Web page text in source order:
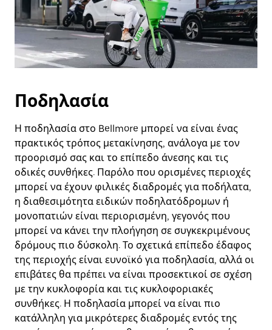
Ποδηλασία
Η ποδηλασία στο Bellmore μπορεί να είναι ένας
πρακτικός τρόπος μετακίνησης, ανάλογα με τον
προορισμό σας και το επίπεδο άνεσης και τις
οδικές συνθήκες. Παρόλο που ορισμένες περιοχές
μπορεί να έχουν φιλικές διαδρομές για ποδήλατα,
η διαθεσιμότητα ειδικών ποδηλατόδρομων ή
μονοπατιών είναι περιορισμένη, γεγονός που
μπορεί να κάνει την πλοήγηση σε συγκεκριμένους
δρόμους πιο δύσκολη. Το σχετικά επίπεδο έδαφος
της περιοχής είναι ευνοϊκό για ποδηλασία, αλλά οι
επιβάτες θα πρέπει να είναι προσεκτικοί σε σχέση
με την κυκλοφορία και τις κυκλοφοριακές
συνθήκες. Η ποδηλασία μπορεί να είναι πιο
κατάλληλη για μικρότερες διαδρομές εντός της